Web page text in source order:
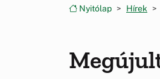
Nyitólap Hírek